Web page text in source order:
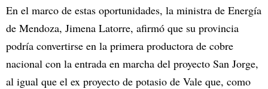
En el marco de estas oportunidades, la ministra de Energía
de Mendoza, Jimena Latorre, afirmó que su provincia
podría convertirse en la primera productora de cobre
nacional con la entrada en marcha del proyecto San Jorge,
al igual que el ex proyecto de potasio de Vale que, como